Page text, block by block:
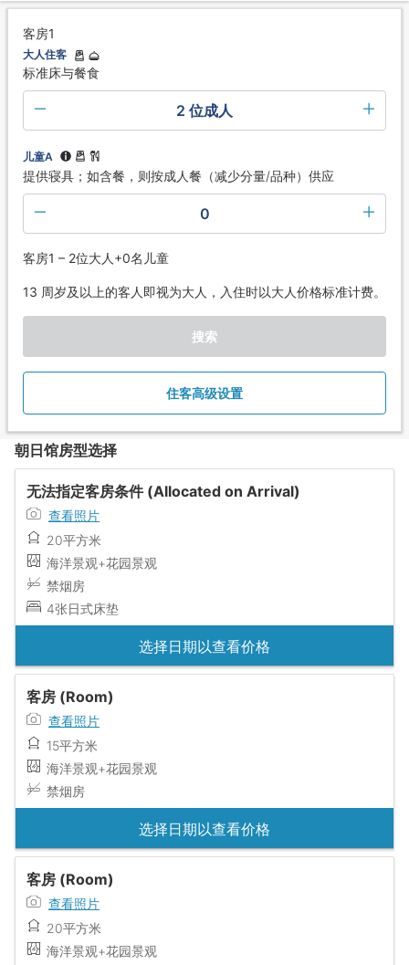
客房1
大人住客
标准床与餐食
2 位成人
儿童A
提供寝具；如含餐，则按成人餐（减少分量/品种）供应
0
客房1 – 2位大人+0名儿童
13 周岁及以上的客人即视为大人，入住时以大人价格标准计费。
搜索
住客高级设置
朝日馆房型选择
无法指定客房条件 (Allocated on Arrival)
查看照片
20平方米
海洋景观+花园景观
禁烟房
4张日式床垫
选择日期以查看价格
客房 (Room)
查看照片
15平方米
海洋景观+花园景观
禁烟房
选择日期以查看价格
客房 (Room)
查看照片
20平方米
海洋景观+花园景观